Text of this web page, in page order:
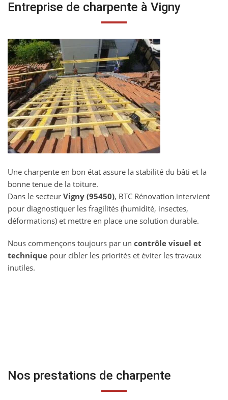
Entreprise de charpente à Vigny
Une charpente en bon état assure la stabilité du bâti et la
bonne tenue de la toiture.
Dans le secteur Vigny (95450), BTC Rénovation intervient
pour diagnostiquer les fragilités (humidité, insectes,
déformations) et mettre en place une solution durable.
Nous commençons toujours par un contrôle visuel et
technique pour cibler les priorités et éviter les travaux
inutiles.
Nos prestations de charpente